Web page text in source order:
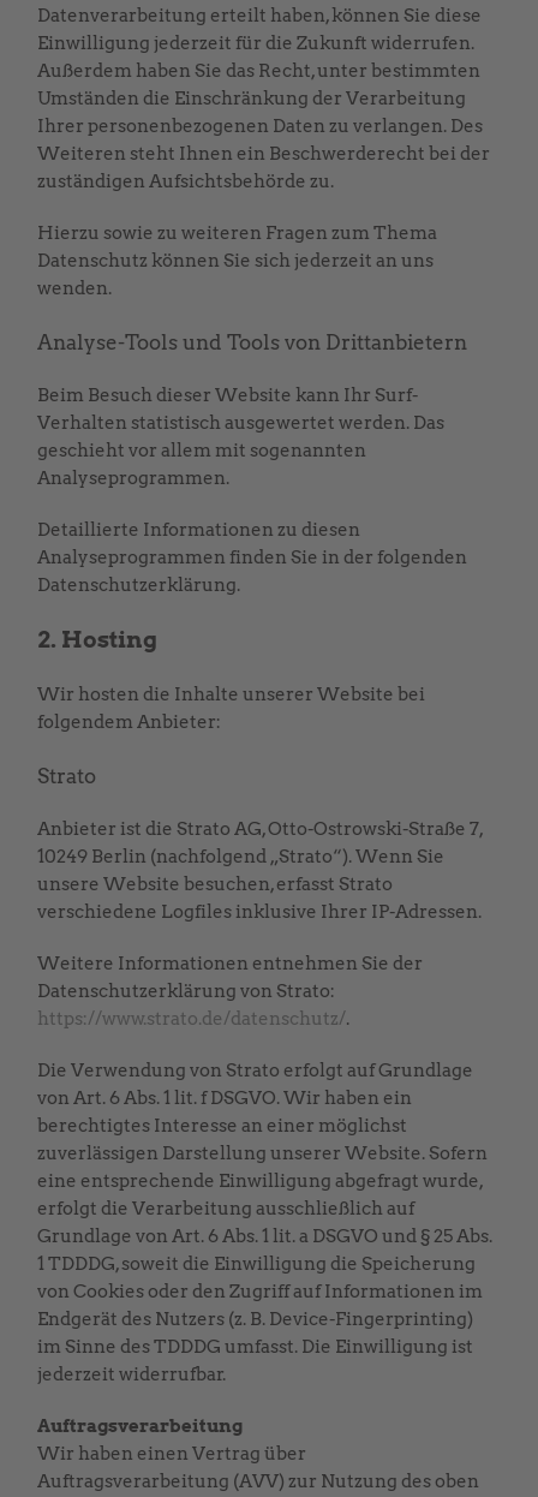
Datenverarbeitung erteilt haben, können Sie diese
Einwilligung jederzeit für die Zukunft widerrufen.
Außerdem haben Sie das Recht, unter bestimmten
Umständen die Einschränkung der Verarbeitung
Ihrer personenbezogenen Daten zu verlangen. Des
Weiteren steht Ihnen ein Beschwerderecht bei der
zuständigen Aufsichtsbehörde zu.
Hierzu sowie zu weiteren Fragen zum Thema
Datenschutz können Sie sich jederzeit an uns
wenden.
Analyse-Tools und Tools von Dritt­anbietern
Beim Besuch dieser Website kann Ihr Surf-
Verhalten statistisch ausgewertet werden. Das
geschieht vor allem mit sogenannten
Analyseprogrammen.
Detaillierte Informationen zu diesen
Analyseprogrammen finden Sie in der folgenden
Datenschutzerklärung.
2. Hosting
Wir hosten die Inhalte unserer Website bei
folgendem Anbieter:
Strato
Anbieter ist die Strato AG, Otto-Ostrowski-Straße 7,
10249 Berlin (nachfolgend „Strato“). Wenn Sie
unsere Website besuchen, erfasst Strato
verschiedene Logfiles inklusive Ihrer IP-Adressen.
Weitere Informationen entnehmen Sie der
Datenschutzerklärung von Strato:
https://www.strato.de/datenschutz/.
Die Verwendung von Strato erfolgt auf Grundlage
von Art. 6 Abs. 1 lit. f DSGVO. Wir haben ein
berechtigtes Interesse an einer möglichst
zuverlässigen Darstellung unserer Website. Sofern
eine entsprechende Einwilligung abgefragt wurde,
erfolgt die Verarbeitung ausschließlich auf
Grundlage von Art. 6 Abs. 1 lit. a DSGVO und § 25 Abs.
1 TDDDG, soweit die Einwilligung die Speicherung
von Cookies oder den Zugriff auf Informationen im
Endgerät des Nutzers (z. B. Device-Fingerprinting)
im Sinne des TDDDG umfasst. Die Einwilligung ist
jederzeit widerrufbar.
Auftragsverarbeitung
Wir haben einen Vertrag über
Auftragsverarbeitung (AVV) zur Nutzung des oben